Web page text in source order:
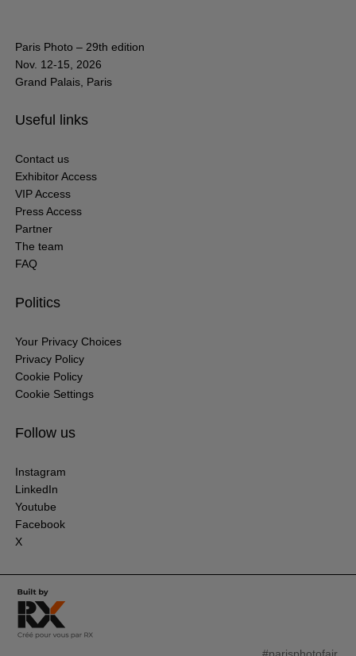
Paris Photo – 29th edition
Nov. 12-15, 2026
Grand Palais, Paris
Useful links
Contact us
Exhibitor Access
VIP Access
Press Access
Partner
The team
FAQ
Politics
Your Privacy Choices
Privacy Policy
Cookie Policy
Cookie Settings
Follow us
Instagram
LinkedIn
Youtube
Facebook
X